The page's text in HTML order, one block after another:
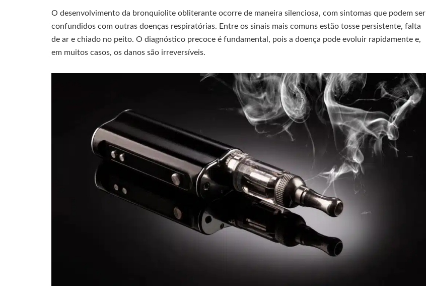
O desenvolvimento da bronquiolite obliterante ocorre de maneira silenciosa, com sintomas que podem ser
confundidos com outras doenças respiratórias. Entre os sinais mais comuns estão tosse persistente, falta
de ar e chiado no peito. O diagnóstico precoce é fundamental, pois a doença pode evoluir rapidamente e,
em muitos casos, os danos são irreversíveis.